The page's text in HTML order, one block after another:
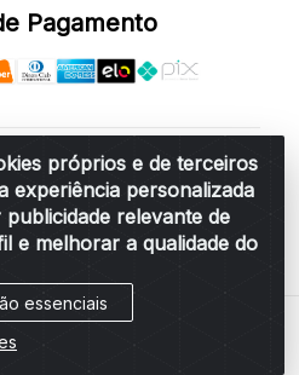
próprios e de terceiros
experiência personalizada
relevante de
e melhorar a qualidade do
essenciais
Pagamento
LTDA - R: Rua
Alves, 876 - Santa
- CEP 13.456-166 - CNPJ
0001-34